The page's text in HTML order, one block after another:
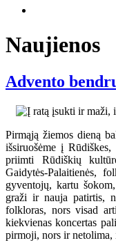
Naujienos
Advento
Pirmąją žiemos dieną
išsiruošėme į
priimti Rūdiškių
Gaidytės-Palaitienės,
gyventojų, kartu
graži ir nauja patirtis,
folkloras, nors visad
kiekvienas koncertas
pirmoji, nors ir netolima,